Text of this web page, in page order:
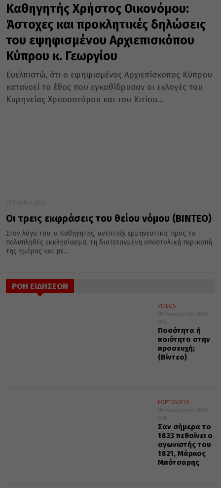
Καθηγητής Χρήστος Οικονόμου:
Άστοχες και προκλητικές δηλώσεις
του εψηφισμένου Αρχιεπισκόπου
Κύπρου κ. Γεωργίου
Ευελπιστώ, ότι ο εψηφισμένος Αρχιεπίσκοπος Κύπρου
κατανοεί το έθος που εγκαθίδρυσαν οι εκλογές του
Κυρηνείας Χρυσοστόμου και του Κιτίου...
27 Ιουνίου 2022
Οι τρεις εκφράσεις του θείου νόμου (ΒΙΝΤΕΟ)
Στον λόγο του, ο Καθηγητής, ανέπτυξε ερμηνευτικά, προς το
πολυπληθές εκκλησίασμα, τη διατεταγμένη αποστολική περικοπή
της ημέρας και με...
ΡΟΗ ΕΙΔΗΣΕΩΝ
VIDEOS
09 Αυγούστου 2026
0:42
Ποσότητα ή
ποιότητα στην
προσευχή;
(Βίντεο)
ΕΟΡΤΟΛΟΓΙΟ
09 Αυγούστου 2026
0:41
Σαν σήμερα το
1823 πεθαίνει ο
αγωνιστής του
1821, Μάρκος
Μπότσαρης